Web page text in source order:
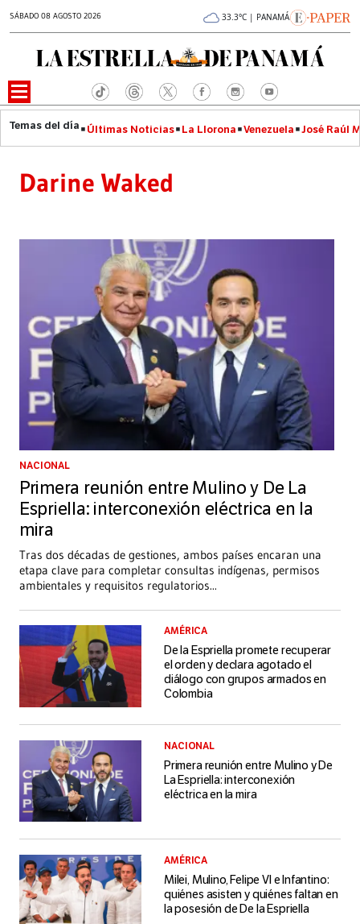
SÁBADO 08 AGOSTO 2026 33.3°C | PANAMÁ
Últimas Noticias La Llorona Venezuela José Raúl
Darine Waked
NACIONAL
Primera reunión entre Mulino y De La
Espriella: interconexión eléctrica en la
mira
Tras dos décadas de gestiones, ambos países encaran una
etapa clave para completar consultas indígenas, permisos
ambientales y requisitos regulatorios...
AMÉRICA
De la Espriella promete recuperar
el orden y declara agotado el
diálogo con grupos armados en
Colombia
NACIONAL
Primera reunión entre Mulino y De
La Espriella: interconexión
eléctrica en la mira
AMÉRICA
Milei, Mulino, Felipe VI e Infantino:
quiénes asisten y quiénes faltan en
la posesión de De la Espriella